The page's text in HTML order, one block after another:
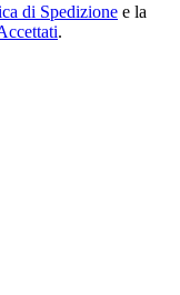
di Spedizione e la
.